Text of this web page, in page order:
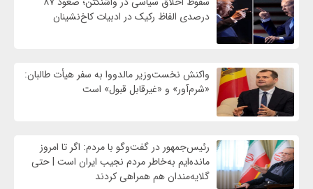
درصدی الفاظ رکیک در ادبیات کاخ‌نشینان
واکنش نخست‌وزیر مالدووا به سفر هیأت طالبان:
«شرم‌آور» و «غیرقابل قبول» است
رئیس‌جمهور در گفت‌وگو با مردم: اگر تا امروز
مانده‌ایم به‌خاطر مردم نجیب ایران است | حتی
گلایه‌مندان هم همراهی کردند